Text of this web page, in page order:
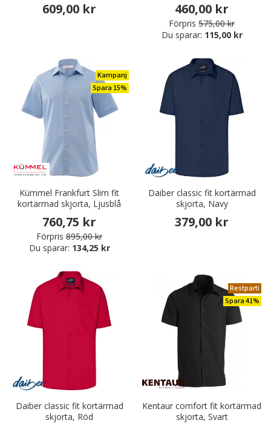
609,00 kr 460,00 kr
Förpris 575,00 kr
Du sparar: 115,00 kr
Kampanj
Spara 15%
Kümmel Frankfurt Slim fit
kortärmad skjorta, Ljusblå
760,75 kr
Förpris 895,00 kr
Du sparar: 134,25 kr
Daiber classic fit kortärmad
skjorta, Navy
379,00 kr
Daiber classic fit kortärmad
skjorta, Röd
Restparti
Spara 41%
Kentaur comfort fit kortärmad
skjorta, Svart